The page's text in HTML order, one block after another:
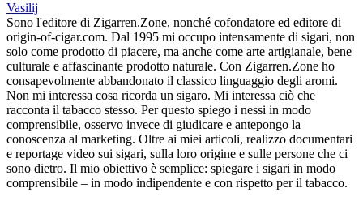
Vasilij
Sono l'editore di Zigarren.Zone, nonché cofondatore ed editore di
origin-of-cigar.com. Dal 1995 mi occupo intensamente di sigari, non
solo come prodotto di piacere, ma anche come arte artigianale, bene
culturale e affascinante prodotto naturale. Con Zigarren.Zone ho
consapevolmente abbandonato il classico linguaggio degli aromi.
Non mi interessa cosa ricorda un sigaro. Mi interessa ciò che
racconta il tabacco stesso. Per questo spiego i nessi in modo
comprensibile, osservo invece di giudicare e antepongo la
conoscenza al marketing. Oltre ai miei articoli, realizzo documentari
e reportage video sui sigari, sulla loro origine e sulle persone che ci
sono dietro. Il mio obiettivo è semplice: spiegare i sigari in modo
comprensibile – in modo indipendente e con rispetto per il tabacco.